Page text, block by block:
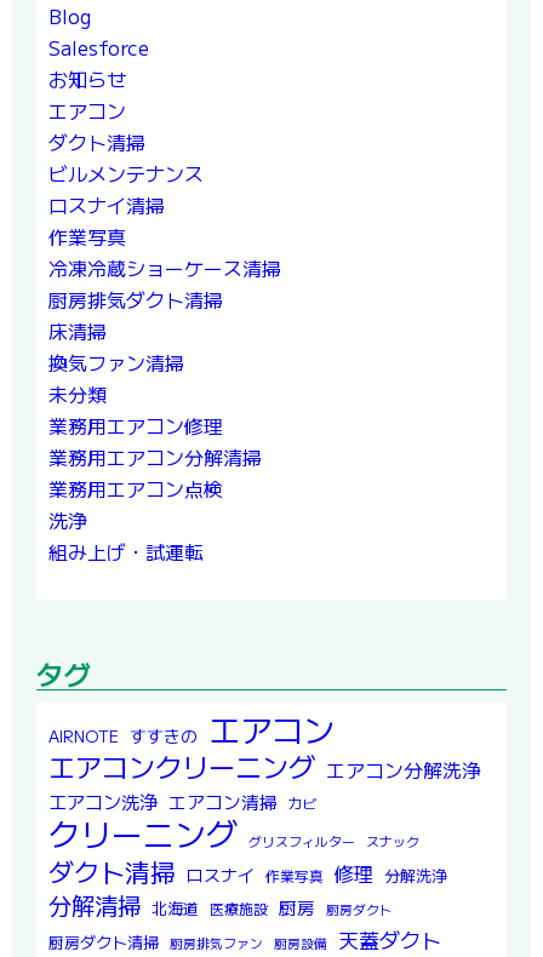
Blog
Salesforce
お知らせ
エアコン
ダクト清掃
ビルメンテナンス
ロスナイ清掃
作業写真
冷凍冷蔵ショーケース清掃
厨房排気ダクト清掃
床清掃
換気ファン清掃
未分類
業務用エアコン修理
業務用エアコン分解清掃
業務用エアコン点検
洗浄
組み上げ・試運転
タグ
AIRNOTE すすきの エアコン
エアコンクリーニング エアコン分解洗浄
エアコン洗浄 エアコン清掃 カビ
クリーニング グリスフィルター スナック
ダクト清掃 ロスナイ 作業写真 修理 分解洗浄
分解清掃 北海道 医療施設 厨房 厨房ダクト
厨房ダクト清掃 厨房排気ファン 厨房設備 天蓋ダクト